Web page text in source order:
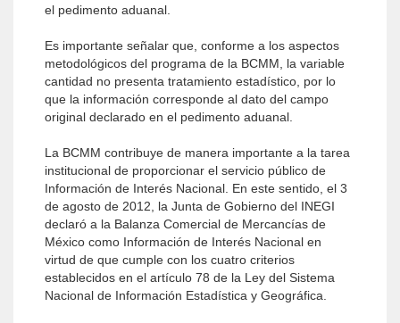
el pedimento aduanal.
Es importante señalar que, conforme a los aspectos
metodológicos del programa de la BCMM, la variable
cantidad no presenta tratamiento estadístico, por lo
que la información corresponde al dato del campo
original declarado en el pedimento aduanal.
La BCMM contribuye de manera importante a la tarea
institucional de proporcionar el servicio público de
Información de Interés Nacional. En este sentido, el 3
de agosto de 2012, la Junta de Gobierno del INEGI
declaró a la Balanza Comercial de Mercancías de
México como Información de Interés Nacional en
virtud de que cumple con los cuatro criterios
establecidos en el artículo 78 de la Ley del Sistema
Nacional de Información Estadística y Geográfica.